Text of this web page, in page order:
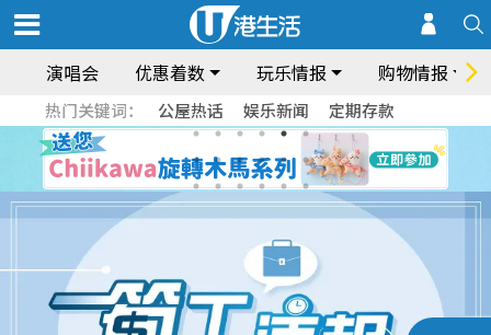
演唱会 优惠着数 玩乐情报 购物情报
热门关键词： 公屋热话 娱乐新闻 定期存款